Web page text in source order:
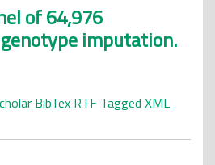
of 64,976
imputation.
BibTex RTF Tagged XML